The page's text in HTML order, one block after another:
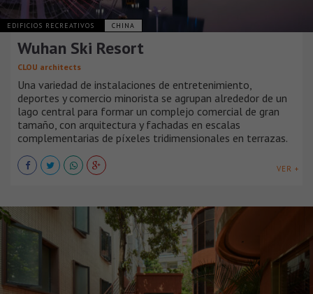
EDIFICIOS RECREATIVOS CHINA
Wuhan Ski Resort
CLOU architects
Una variedad de instalaciones de entretenimiento,
deportes y comercio minorista se agrupan alrededor de un
lago central para formar un complejo comercial de gran
tamaño, con arquitectura y fachadas en escalas
complementarias de píxeles tridimensionales en terrazas.
VER +